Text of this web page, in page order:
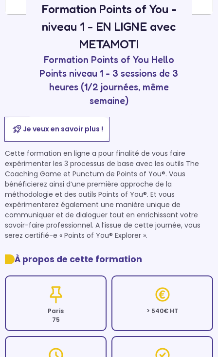
Formation Points of You -
niveau 1 - EN LIGNE avec
METAMOTI
Formation Points of You Hello
Points niveau 1 - 3 sessions de 3
heures (1/2 journées, même
semaine)
Je veux en savoir plus !
Cette formation en ligne a pour finalité de vous faire
expérimenter les 3 processus de base avec les outils The
Coaching Game et Punctum de Points of You®. Vous
bénéficierez ainsi d’une première approche de la
méthodologie et des outils Points of You®. Et vous
expérimenterez également une manière unique de
communiquer et de dialoguer tout en enrichissant votre
savoir-faire professionnel. A l’issue de cette journée, vous
serez certifié-e « Points of You® Explorer ».
À propos de cette formation
Paris
75
> 540€ HT